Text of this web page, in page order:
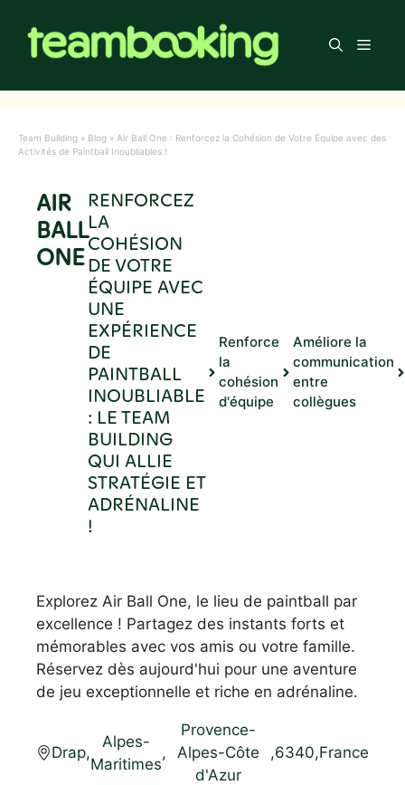
contenu
Menu
Team Building » Blog » Air Ball One : Renforcez la Cohésion de Votre Équipe avec des
Activités de Paintball Inoubliables !
AIR
BALL
ONE
RENFORCEZ
LA
COHÉSION
DE VOTRE
ÉQUIPE AVEC
UNE
EXPÉRIENCE
DE
PAINTBALL
INOUBLIABLE
: LE TEAM
BUILDING
QUI ALLIE
STRATÉGIE ET
ADRÉNALINE
!
Renforce
la
cohésion
d'équipe
Améliore la
communication
entre
collègues
Explorez Air Ball One, le lieu de paintball par
excellence ! Partagez des instants forts et
mémorables avec vos amis ou votre famille.
Réservez dès aujourd'hui pour une aventure
de jeu exceptionnelle et riche en adrénaline.
Drap,
Alpes-
Maritimes
,
Provence-
Alpes-Côte
d'Azur
,6340,France